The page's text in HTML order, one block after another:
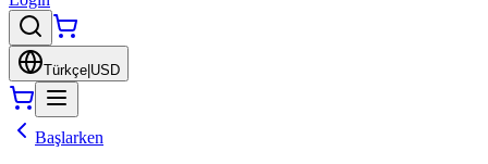
Türkçe USD
Başlarken